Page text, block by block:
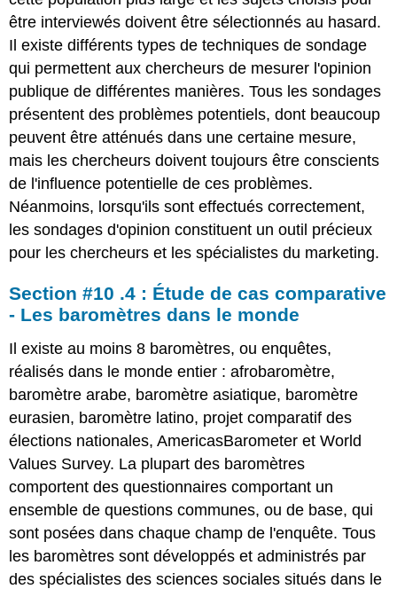
être interviewés doivent être sélectionnés au hasard.
Il existe différents types de techniques de sondage
qui permettent aux chercheurs de mesurer l'opinion
publique de différentes manières. Tous les sondages
présentent des problèmes potentiels, dont beaucoup
peuvent être atténués dans une certaine mesure,
mais les chercheurs doivent toujours être conscients
de l'influence potentielle de ces problèmes.
Néanmoins, lorsqu'ils sont effectués correctement,
les sondages d'opinion constituent un outil précieux
pour les chercheurs et les spécialistes du marketing.
Section #10 .4 : Étude de cas comparative
- Les baromètres dans le monde
Il existe au moins 8 baromètres, ou enquêtes,
réalisés dans le monde entier : afrobaromètre,
baromètre arabe, baromètre asiatique, baromètre
eurasien, baromètre latino, projet comparatif des
élections nationales, AmericasBarometer et World
Values Survey. La plupart des baromètres
comportent des questionnaires comportant un
ensemble de questions communes, ou de base, qui
sont posées dans chaque champ de l'enquête. Tous
les baromètres sont développés et administrés par
des spécialistes des sciences sociales situés dans le